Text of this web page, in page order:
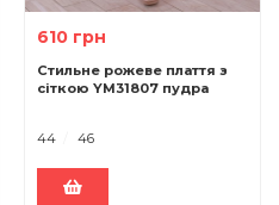
610 грн
Стильне рожеве плаття з
сіткою YM31807 пудра
44 46